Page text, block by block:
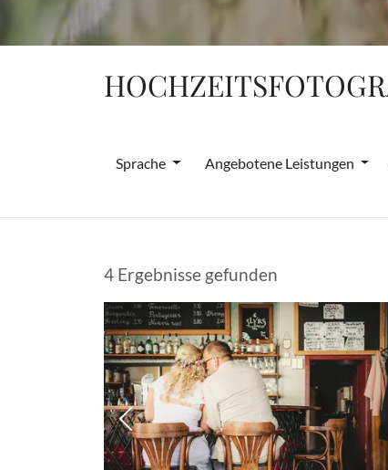
Sprache Angebotene Leistungen
4 Ergebnisse gefunden
Vorheriges Bild